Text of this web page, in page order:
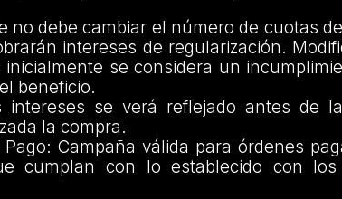
no debe cambiar el número de cuotas
intereses de regularización.
inicialmente se considera un
beneficio.
intereses se verá reflejado antes de
la compra.
Pago: Campaña válida para órdenes
cumplan con lo establecido con